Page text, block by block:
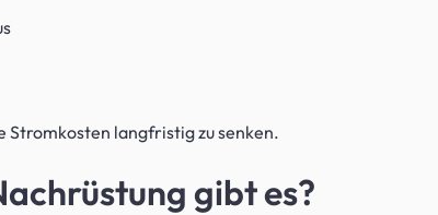
Stromkosten langfristig zu senken.
gibt es?